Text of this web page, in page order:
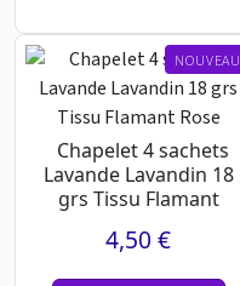
NOUVEAU
Chapelet 4 sachets
Lavande Lavandin 18
grs Tissu Flamant
4,50 €